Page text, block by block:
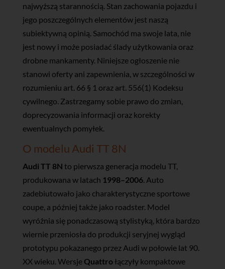
najwyższą starannością. Stan zachowania pojazdu i
jego poszczególnych elementów jest naszą
subiektywną opinią. Samochód ma swoje lata, nie
jest nowy i może posiadać ślady użytkowania oraz
drobne mankamenty. Niniejsze ogłoszenie nie
stanowi oferty ani zapewnienia, w szczególności w
rozumieniu art. 66 § 1 oraz art. 556(1) Kodeksu
cywilnego. Zastrzegamy sobie prawo do zmian,
doprecyzowania informacji oraz korekty
ewentualnych pomyłek.
O modelu Audi TT 8N
Audi TT 8N to pierwsza generacja modelu TT,
produkowana w latach 1998–2006. Auto
zadebiutowało jako charakterystyczne sportowe
coupe, a później także jako roadster. Model
wyróżnia się ponadczasową stylistyką, która bardzo
wiernie przeniosła do produkcji seryjnej wygląd
prototypu pokazanego przez Audi w połowie lat 90.
XX wieku. Wersje Quattrołączyły kompaktowe